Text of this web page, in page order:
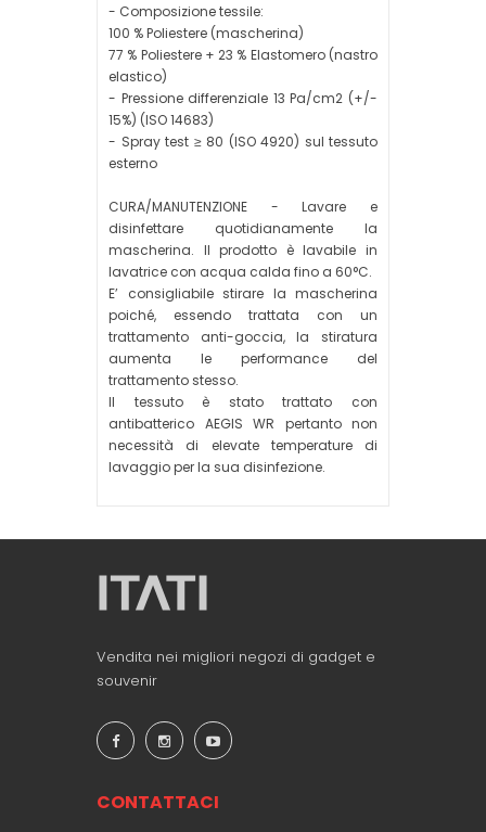
- Composizione tessile:
100 % Poliestere (mascherina)
77 % Poliestere + 23 % Elastomero (nastro
elastico)
- Pressione differenziale 13 Pa/cm2 (+/-
15%) (ISO 14683)
- Spray test ≥ 80 (ISO 4920) sul tessuto
esterno
CURA/MANUTENZIONE - Lavare e
disinfettare quotidianamente la
mascherina. Il prodotto è lavabile in
lavatrice con acqua calda fino a 60°C.
E’ consigliabile stirare la mascherina
poiché, essendo trattata con un
trattamento anti-goccia, la stiratura
aumenta le performance del
trattamento stesso.
Il tessuto è stato trattato con
antibatterico AEGIS WR pertanto non
necessità di elevate temperature di
lavaggio per la sua disinfezione.
Vendita nei migliori negozi di gadget e
souvenir
CONTATTACI